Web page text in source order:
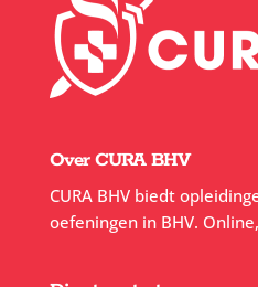
Over CURA BHV
CURA BHV biedt
oefeningen in BHV.